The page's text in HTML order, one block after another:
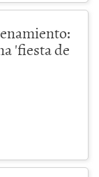
'fiesta de